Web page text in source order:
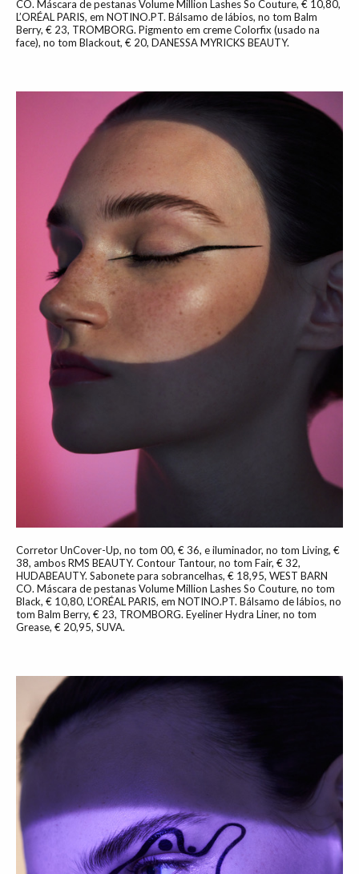
CO. Máscara de pestanas Volume Million Lashes So Couture, € 10,80,
L’ORÉAL PARIS, em NOTINO.PT. Bálsamo de lábios, no tom Balm
Berry, € 23, TROMBORG. Pigmento em creme Colorfix (usado na
face), no tom Blackout, € 20, DANESSA MYRICKS BEAUTY.
Corretor UnCover-Up, no tom 00, € 36, e iluminador, no tom Living, €
38, ambos RMS BEAUTY. Contour Tantour, no tom Fair, € 32,
HUDABEAUTY. Sabonete para sobrancelhas, € 18,95, WEST BARN
CO. Máscara de pestanas Volume Million Lashes So Couture, no tom
Black, € 10,80, L’ORÉAL PARIS, em NOTINO.PT. Bálsamo de lábios, no
tom Balm Berry, € 23, TROMBORG. Eyeliner Hydra Liner, no tom
Grease, € 20,95, SUVA.